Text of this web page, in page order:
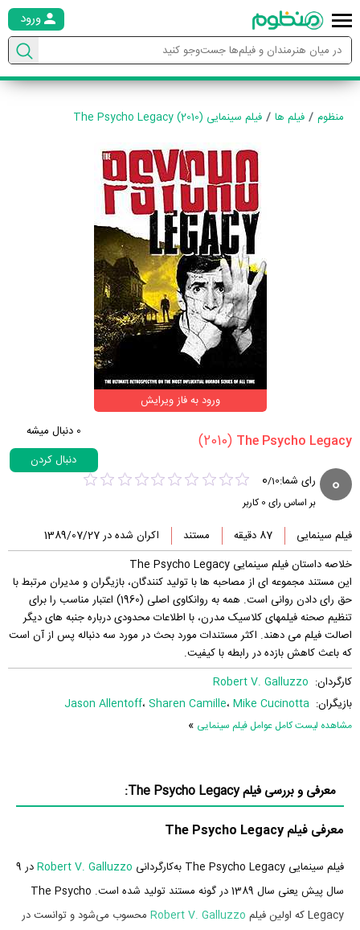
ورود
منظوم فیلم ها فیلم سینمایی The Psycho Legacy (2010)
ورود به فاز ویرایش
(2010)
0 دنبال میشه
دنبال کردن
0 رای شما: 0/10
بر اساس رای 0کاربر
فیلم سینمایی 87 دقیقه مستند
اکران شده در 1389/07/27
خلاصه داستان فیلم سینمایی The Psycho Legacy
این مستند مجموعه ای از مصاحبه ها با تولید کنندگان، بازیگران و مدیران مرتبط با
حق رای دادن روانی است. همه به روانکاوی اصلی (1960) اعتبار مناسب را برای
تنظیم صحنه فیلمهای کلاسیک مدرن، با اطلاعات محدودی درباره جنبه های دیگر
اصالت فیلم می دهند. اکثر مستندات مورد بحث در مورد سه دنباله پس از آن است
که باعث کاهش بازده در رابطه با کیفیت.
کارگردان: Robert V. Galluzzo
بازیگران:
Jason Allentoff، Sharen Camille، Mike Cucinotta
مشاهده لیست کامل عوامل فیلم سینمایی »
معرفی و بررسی فیلم The Psycho Legacy:
معرفی فیلم The Psycho Legacy
فیلم سینمایی The Psycho Legacy به‌کارگردانی Robert V. Galluzzo
در 9
سال پیش یعنی سال 1389 در گونه مستند تولید شده است. The Psycho
Legacy که اولین فیلم
Robert V. Galluzzo محسوب می‌شود و توانست در